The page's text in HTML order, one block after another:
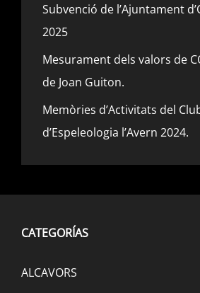
Subvenció de l’Ajuntament
2025
Mesurament dels valors de
de Joan Guiton.
Memòries d’Activitats del
d’Espeleologia l’Avern 2024.
CATEGORÍAS
ALCAVORS